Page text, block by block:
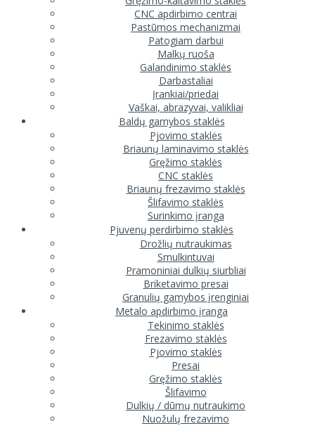
CNC apdirbimo centrai
Pastūmos mechanizmai
Patogiam darbui
Malkų ruoša
Galandinimo staklės
Darbastaliai
Įrankiai/priedai
Vaškai, abrazyvai, valikliai
Baldų gamybos staklės
Pjovimo staklės
Briaunų laminavimo staklės
Gręžimo staklės
CNC staklės
Briaunų frezavimo staklės
Šlifavimo staklės
Surinkimo įranga
Pjuvenų perdirbimo staklės
Drožlių nutraukimas
Smulkintuvai
Pramoniniai dulkių siurbliai
Briketavimo presai
Granulių gamybos įrenginiai
Metalo apdirbimo įranga
Tekinimo staklės
Frezavimo staklės
Pjovimo staklės
Presai
Gręžimo staklės
Šlifavimo
Dulkių / dūmų nutraukimo
Nuožulų frezavimo